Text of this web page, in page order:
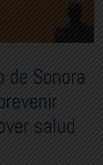
de Sonora
salud